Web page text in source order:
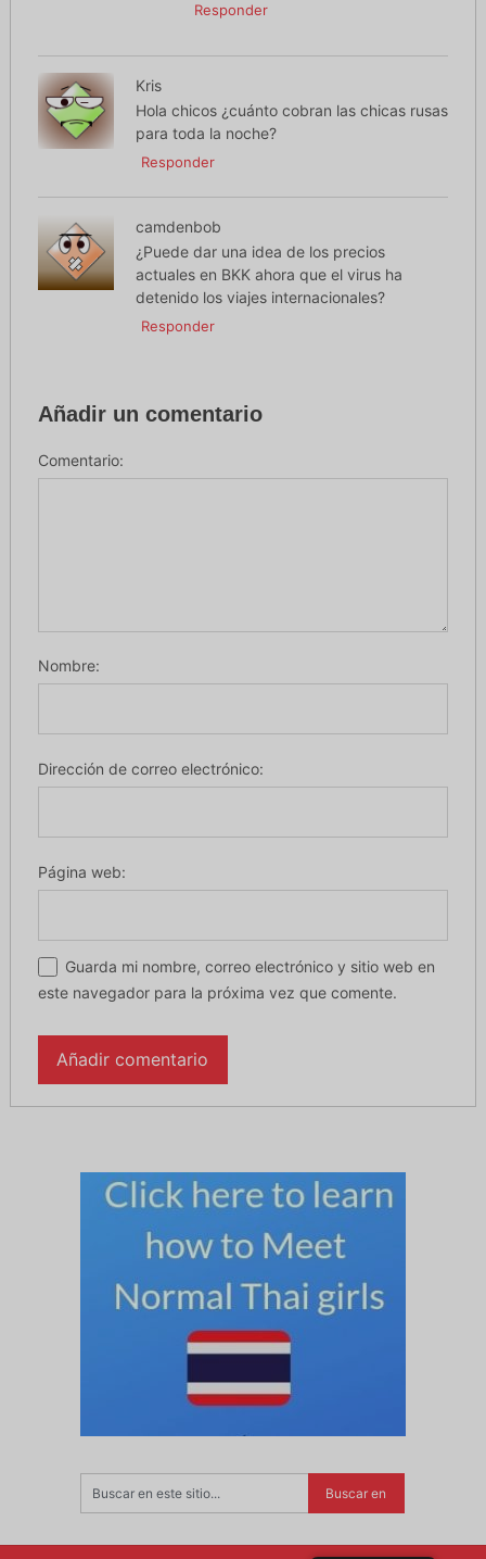
Responder
Kris
Hola chicos ¿cuánto cobran las chicas rusas
para toda la noche?
Responder
camdenbob
¿Puede dar una idea de los precios
actuales en BKK ahora que el virus ha
detenido los viajes internacionales?
Responder
Añadir un comentario
Comentario:
Nombre:
Dirección de correo electrónico:
Página web:
Guarda mi nombre, correo electrónico y sitio web en
este navegador para la próxima vez que comente.